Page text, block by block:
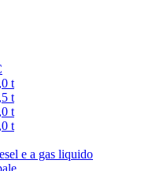
t
t
t
t
e a gas liquido